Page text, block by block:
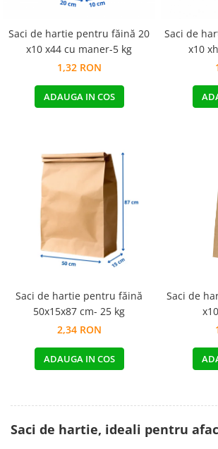
Saci de hartie pentru făină 20
x10 x44 cu maner-5 kg
1,32 RON
ADAUGA IN COS
Saci de
x10
Saci de hartie pentru făină
50x15x87 cm- 25 kg
2,34 RON
ADAUGA IN COS
Saci de
Saci de hartie, ideali pentru